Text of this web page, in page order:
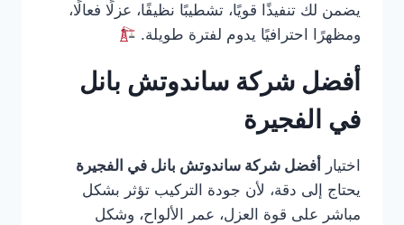
يضمن لك تنفيذًا قويًا، تشطيبًا نظيفًا، عزلًا فعالًا،
ومظهرًا احترافيًا يدوم لفترة طويلة.
أفضل شركة ساندوتش بانل
في الفجيرة
اختيار
أفضل شركة ساندوتش بانل في الفجيرة
يحتاج إلى دقة، لأن جودة التركيب تؤثر بشكل
مباشر على قوة العزل، عمر الألواح، وشكل